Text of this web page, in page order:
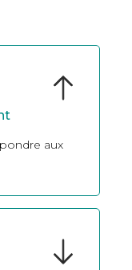
aux